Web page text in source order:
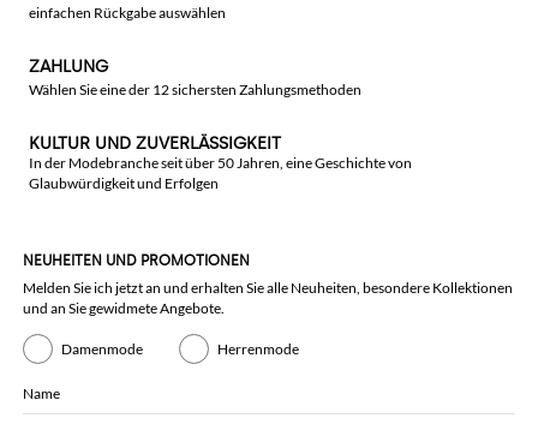
einfachen Rückgabe auswählen
ZAHLUNG
Wählen Sie eine der 12 sichersten Zahlungsmethoden
KULTUR UND ZUVERLÄSSIGKEIT
In der Modebranche seit über 50 Jahren, eine Geschichte von
Glaubwürdigkeit und Erfolgen
NEUHEITEN UND PROMOTIONEN
Melden Sie ich jetzt an und erhalten Sie alle Neuheiten, besondere Kollektionen
und an Sie gewidmete Angebote.
Damenmode Herrenmode
Name